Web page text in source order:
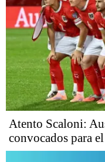
Atento Scaloni:
convocados para